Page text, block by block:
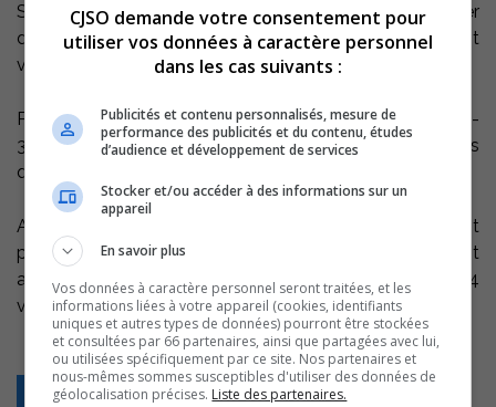
Samedi, les cadettes ont été défaites 55-75 par le Laser
de l’École secondaire Rochebelle. Les Juvéniles ont
vaincu le Laser par la marque de 68-39.
Puis dimanche, les cadettes ont subi une défaite de 87-
39 contre le Blizzard du Séminaire Saint-François alors
que les juvéniles ont gagné 63-46.
Avec ces deux défaites, les cadettes jouent maintenant
pour .500, au 3ième rang de leur ligue. Les juvéniles sont
au deuxième rang de leur ligue avec une fiche de 4
victoires et 1 défaite.
Retour
CJSO demande votre consentement pour
utiliser vos données à caractère personnel
dans les cas suivants :
Publicités et contenu personnalisés, mesure de
performance des publicités et du contenu, études
d’audience et développement de services
Stocker et/ou accéder à des informations sur un
appareil
En savoir plus
Vos données à caractère personnel seront traitées, et les
informations liées à votre appareil (cookies, identifiants
uniques et autres types de données) pourront être stockées
et consultées par 66 partenaires, ainsi que partagées avec lui,
ou utilisées spécifiquement par ce site. Nos partenaires et
nous-mêmes sommes susceptibles d'utiliser des données de
géolocalisation précises. Liste des partenaires.